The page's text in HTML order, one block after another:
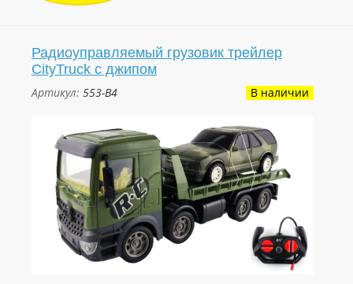
Радиоуправляемый грузовик трейлер
CityTruck с джипом
Артикул: 553-B4 В наличии